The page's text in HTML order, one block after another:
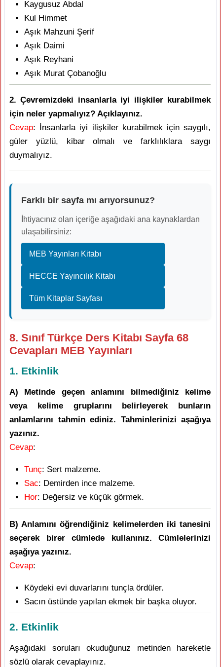
Kaygusuz Abdal
Kul Himmet
Aşık Mahzuni Şerif
Aşık Daimi
Aşık Reyhani
Aşık Murat Çobanoğlu
2. Çevremizdeki insanlarla iyi ilişkiler kurabilmek
için neler yapmalıyız? Açıklayınız.
Cevap: İnsanlarla iyi ilişkiler kurabilmek için saygılı,
güler yüzlü, kibar olmalı ve farklılıklara saygı
duymalıyız.
Farklı bir sayfa mı arıyorsunuz?
İhtiyacınız olan içeriğe aşağıdaki ana kaynaklardan
ulaşabilirsiniz:
MEB Yayınları Kitabı
HECCE Yayıncılık Kitabı
Tüm Kitaplar Sayfası
8. Sınıf Türkçe Ders Kitabı Sayfa 68
Cevapları MEB Yayınları
1. Etkinlik
A) Metinde geçen anlamını bilmediğiniz kelime
veya kelime gruplarını belirleyerek bunların
anlamlarını tahmin ediniz. Tahminlerinizi aşağıya
yazınız.
Cevap:
Tunç: Sert malzeme.
Sac: Demirden ince malzeme.
Hor: Değersiz ve küçük görmek.
B) Anlamını öğrendiğiniz kelimelerden iki tanesini
seçerek birer cümlede kullanınız. Cümlelerinizi
aşağıya yazınız.
Cevap:
Köydeki evi duvarlarını tunçla ördüler.
Sacın üstünde yapılan ekmek bir başka oluyor.
2. Etkinlik
Aşağıdaki soruları okuduğunuz metinden hareketle
sözlü olarak cevaplayınız.